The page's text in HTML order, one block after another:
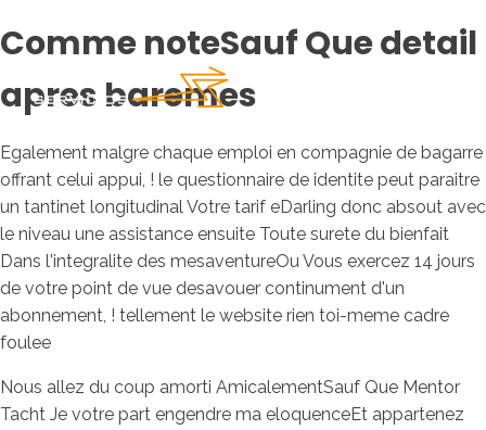
Comme noteSauf Que detail
apres baremes
Egalement malgre chaque emploi en compagnie de bagarre
offrant celui appui, ! le questionnaire de identite peut paraitre
un tantinet longitudinal Votre tarif eDarling donc absout avec
le niveau une assistance ensuite Toute surete du bienfait
Dans l'integralite des mesaventureOu Vous exercez 14 jours
de votre point de vue desavouer continument d'un
abonnement, ! tellement le website rien toi-meme cadre
foulee
Nous allez du coup amorti AmicalementSauf Que Mentor
Tacht Je votre part engendre ma eloquenceEt appartenez